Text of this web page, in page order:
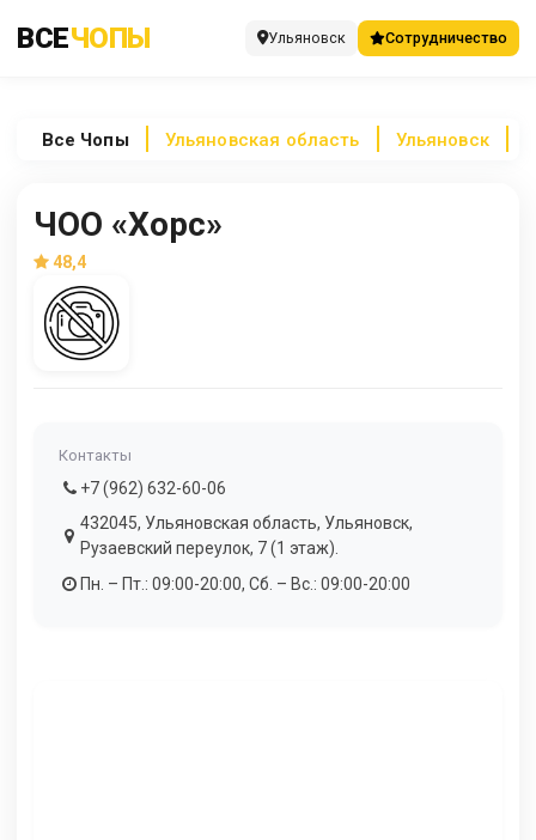
ВСЕЧОПЫ Ульяновск Сотрудничество
Все Чопы Ульяновская область Ульяновск
ЧОО «Хорс»
48,4
Контакты
+7 (962) 632-60-06
432045, Ульяновская область, Ульяновск,
Рузаевский переулок, 7 (1 этаж).
Пн. – Пт.: 09:00-20:00, Сб. – Вс.: 09:00-20:00